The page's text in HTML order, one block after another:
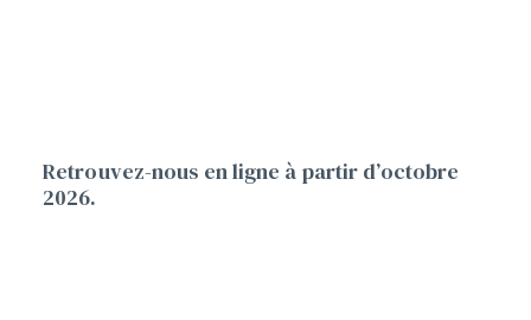
Retrouvez-nous en ligne à partir d’octobre
2026.